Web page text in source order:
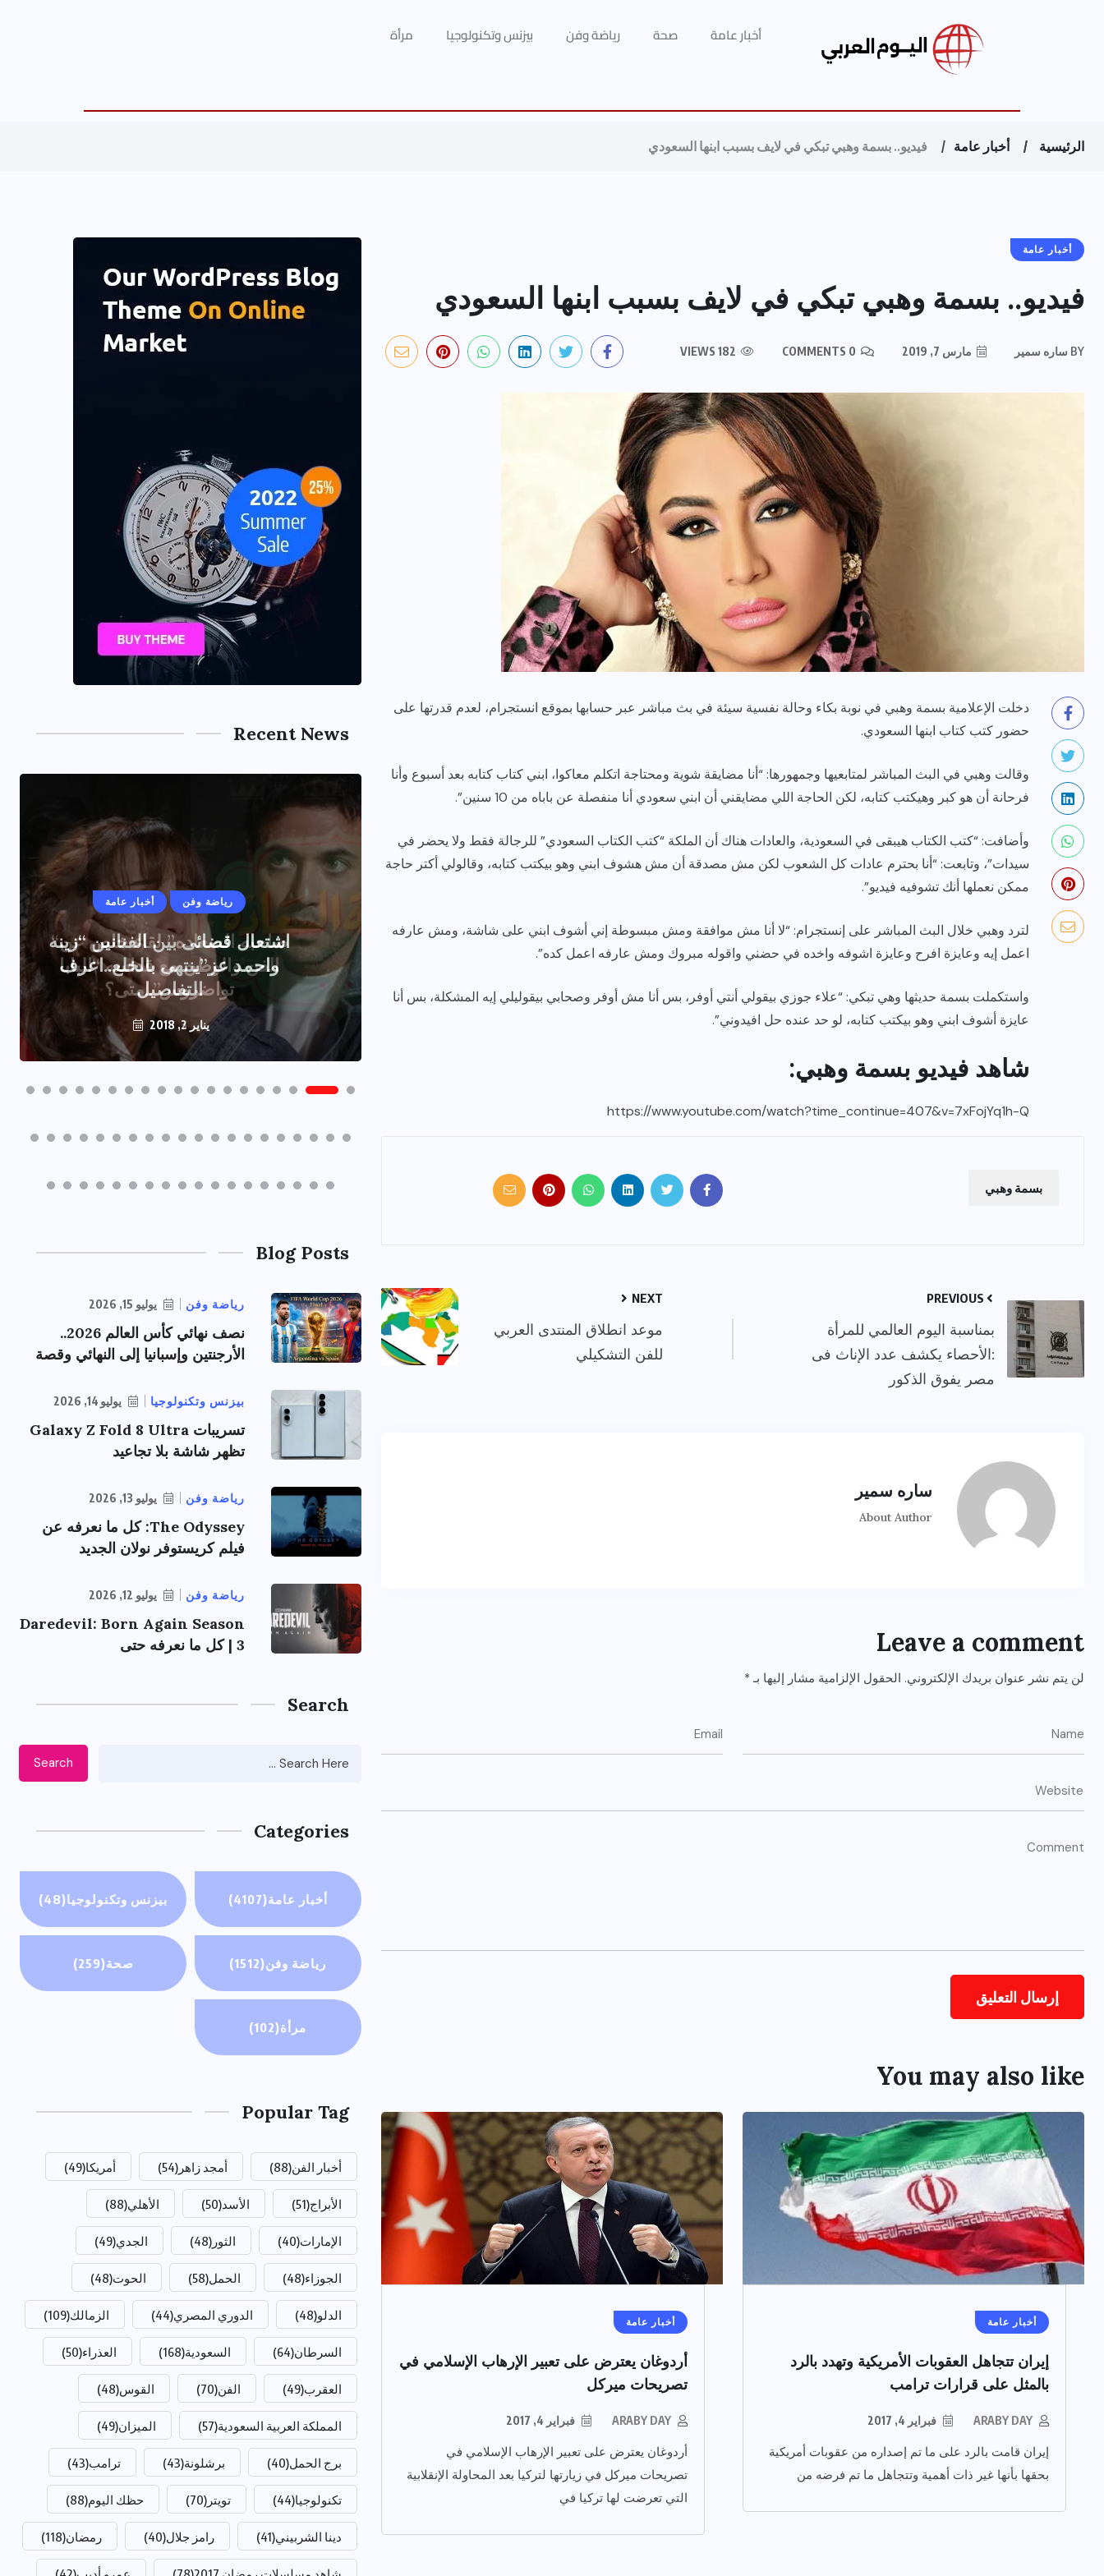
أخبار عامة صحة رياضة وفن بيزنس وتكنولوجيا مرأة
الرئيسية أخبار عامة فيديو.. بسمة وهبي تبكي في لايف بسبب ابنها السعودي
أخبار عامة
فيديو.. بسمة وهبي تبكي في لايف بسبب ابنها السعودي
BY ساره سمير مارس 7, 2019
دخلت الإعلامية بسمة وهبي في نوبة بكاء وحالة نفسية سيئة في بث مباشر عبر حسابها بموقع انستجرام، لعدم قدرتها على
حضور كتب كتاب ابنها السعودي.
وقالت وهبي في البث المباشر لمتابعيها وجمهورها: “أنا مضايقة شوية ومحتاجة اتكلم معاكوا، ابني كتاب كتابه بعد أسبوع وأنا
فرحانة أن هو كبر وهيكتب كتابه، لكن الحاجة اللي مضايقني أن ابني سعودي أنا منفصلة عن باباه من 10 سنين”.
وأضافت: “كتب الكتاب هيبقى في السعودية، والعادات هناك أن الملكة “كتب الكتاب السعودي” للرجالة فقط ولا يحضر في
سيدات”، وتابعت: “أنا بحترم عادات كل الشعوب لكن مش مصدقة أن مش هشوف ابني وهو بيكتب كتابه، وقالولي أكتر حاجة
ممكن نعملها أنك تشوفيه فيديو”.
لترد وهبي خلال البث المباشر على إنستجرام: “لا أنا مش موافقة ومش مبسوطة إني أشوف ابني على شاشة، ومش عارفه
اعمل إيه وعايزة افرح وعايزة اشوفه واخده في حضني واقوله مبروك ومش عارفه اعمل كده”.
واستكملت بسمة حديثها وهي تبكي: “علاء جوزي بيقولي أنتي أوفر، بس أنا مش أوفر وصحابي بيقوليلي إيه المشكلة، بس أنا
عايزة أشوف ابني وهو بيكتب كتابه، لو حد عنده حل افيدوني”.
شاهد فيديو بسمة وهبي:
https://www.youtube.com/watch?time_continue=407&v=7xFojYq1h-Q
بسمة وهبي
بمناسبة اليوم العالمي للمرأة
:الأحصاء يكشف عدد الإناث فى
مصر يفوق الذكور
NEXT
موعد انطلاق المنتدى العربي
للفن التشكيلي
ساره سمير
About Author
Leave a comment
لن يتم نشر عنوان بريدك الإلكتروني. الحقول الإلزامية مشار إليها بـ *
You may also like
أخبار عامة
إيران تتجاهل العقوبات الأمريكية وتهدد بالرد
بالمثل على قرارات ترامب
ARABY DAY فبراير 4, 2017
إيران قامت بالرد على ما تم إصداره من عقوبات أمريكية
بحقها بأنها غير ذات أهمية وتتجاهل ما تم فرضه من
أخبار عامة
أردوغان يعترض على تعبير الإرهاب الإسلامي في
تصريحات ميركل
ARABY DAY فبراير 4, 2017
أردوغان يعترض على تعبير الإرهاب الإسلامي في
تصريحات ميركل في زيارتها لتركيا بعد المحاولة الإنقلابية
التي تعرضت لها تركيا في
Recent News
أخبار عامة رياضة وفن
اشتعال قضائى بين الفنانين “زينه
واحمد عز”ينتهى بالخلع..اعرف
التفاصيل
يناير 2, 2018
رصد كامل للقاء “سميره سعيد”
مع صاحبه السعاده واعلان
اعتزالها الفن
رصد اهم تصاريحات
الفنانه”شيرين رضا” مع سمر
يسرى..فما هى؟
ديسمبر 23, 2017
Blog Posts
رياضة وفن يوليو 15, 2026
نصف نهائي كأس العالم 2026..
الأرجنتين وإسبانيا إلى النهائي وقصة
بيزنس وتكنولوجيا يوليو 14, 2026
تسريبات Galaxy Z Fold 8 Ultra
تظهر شاشة بلا تجاعيد
رياضة وفن يوليو 13, 2026
The Odyssey: كل ما نعرفه عن
فيلم كريستوفر نولان الجديد
رياضة وفن يوليو 12, 2026
Daredevil: Born Again Season
3 | كل ما نعرفه حتى
Search
Search
Categories
أخبار عامة(4107) بيزنس وتكنولوجيا(48)
رياضة وفن(1512) صحة(259)
مرأة(102)
Popular Tag
أخبار الفن(88) أمجد زاهر (54) أمريكا(49)
الأبراج(51) الأسد(50) الأهلي(88)
الإمارات(40) الثور (48) الجدي(49)
الجوزاء(48) الحمل(58) الحوت(48)
الدلو(48) الدوري المصري(44) الزمالك(109)
السرطان(64) السعودية(168) العذراء(50)
العقرب(49) الفن(70) القوس(48)
المملكة العربية السعودية(57) الميزان(49)
برج الحمل(40) برشلونة(43) ترامب(43)
تكنولوجيا(44) تويتر (70) حظك اليوم(88)
دينا الشربيني(41) رامز جلال(40) رمضان(118)